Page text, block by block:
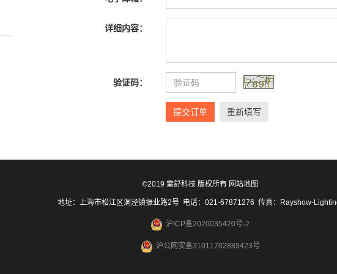
详细内容：
验证码：
提交订单 重新填写
©2019 雷舒科技 版权所有 网站地图
地址：上海市松江区洞泾镇振业路2号 电话：021-67871276 传真：Rayshow-
沪ICP备2020035420号-2
沪公网安备31011702889423号